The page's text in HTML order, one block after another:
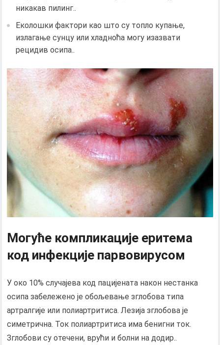
никакав пилинг..
Еколошки фактори као што су топло купање,
излагање сунцу или хладноћа могу изазвати
рецидив осипа..
Могуће компликације еритема
код инфекције парвовирусом
У око 10% случајева код пацијената након нестанка
осипа забележено је обољевање зглобова типа
артралгије или полиартритиса. Лезија зглобова је
симетрична. Ток полиартритиса има бенигни ток.
Зглобови су отечени, врући и болни на додир..